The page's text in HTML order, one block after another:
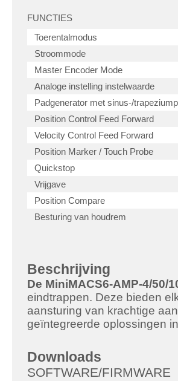
FUNCTIES
Toerentalmodus
Stroommode
Master Encoder Mode
Analoge instelling instelwaarde
Padgenerator met sinus-/
Position Control Feed Forward
Velocity Control Feed Forward
Position Marker / Touch Probe
Quickstop
Vrijgave
Position Compare
Besturing van houdrem
Beschrijving
De MiniMACS6-AMP-4/50/
eindtrappen. Deze bieden
aansturing van krachtige
geïntegreerde oplossingen
Downloads
SOFTWARE/FIRMWARE